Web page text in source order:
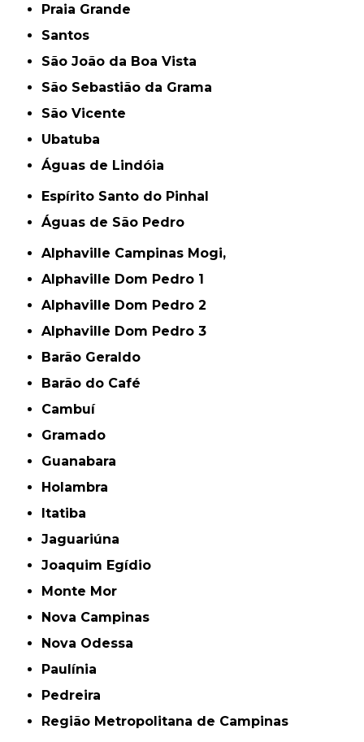
Praia Grande
Santos
São João da Boa Vista
São Sebastião da Grama
São Vicente
Ubatuba
Águas de Lindóia
Espírito Santo do Pinhal
Águas de São Pedro
Alphaville Campinas Mogi,
Alphaville Dom Pedro 1
Alphaville Dom Pedro 2
Alphaville Dom Pedro 3
Barão Geraldo
Barão do Café
Cambuí
Gramado
Guanabara
Holambra
Itatiba
Jaguariúna
Joaquim Egídio
Monte Mor
Nova Campinas
Nova Odessa
Paulínia
Pedreira
Região Metropolitana de Campinas